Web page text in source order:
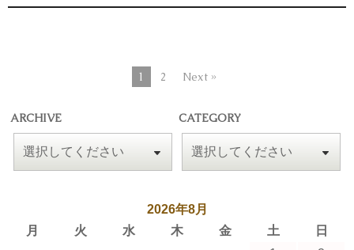
1 2 Next »
ARCHIVE CATEGORY
2026年8月
月
火 水 木 金 土 日